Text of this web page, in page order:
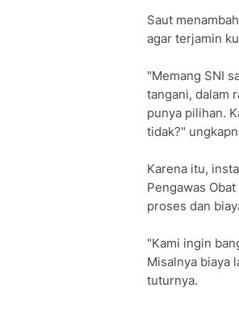
Saut
agar terjamin
"Memang SNI
tangani, dalam
punya pilihan.
tidak?"
Karena itu,
Pengawas
proses dan
"Kami ingin
Misalnya biaya
tuturnya.